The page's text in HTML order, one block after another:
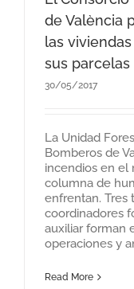
de València
las
sus
30/05/2017
La Unidad
Bomberos de
incendios en el
columna de
enfrentan. Tres
coordinadores
auxiliar forman
operaciones y
Read More